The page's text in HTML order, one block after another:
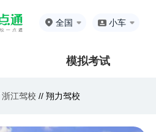
全国 小车
模拟考试
浙江驾校 // 翔力驾校